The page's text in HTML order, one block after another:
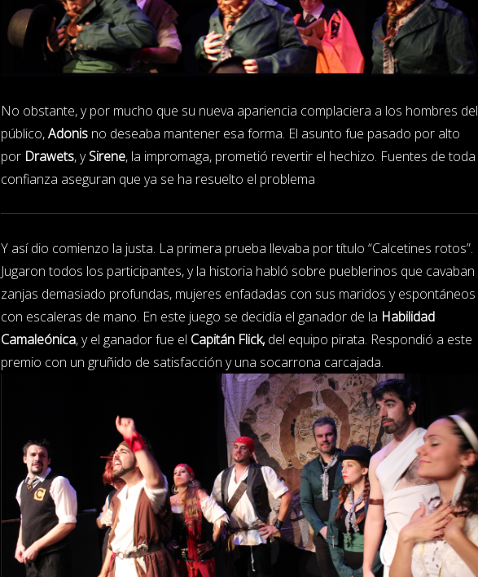
No obstante, y por mucho que su nueva apariencia complaciera a los hombres del
público,Adonis no deseaba mantener esa forma. El asunto fue pasado por alto
por Drawets, ySirene, la impromaga, prometió revertir el hechizo. Fuentes de toda
confianza aseguran que ya se ha resuelto el problema
Y así dio comienzo la justa. La primera prueba llevaba por título “Calcetines rotos”.
Jugaron todos los participantes, y la historia habló sobre pueblerinos que cavaban
zanjas demasiado profundas, mujeres enfadadas con sus maridos y espontáneos
con escaleras de mano. En este juego se decidía el ganador de la Habilidad
Camaleónica, y el ganador fue el Capitán Flick, del equipo pirata. Respondió a este
premio con un gruñido de satisfacción y una socarrona carcajada.